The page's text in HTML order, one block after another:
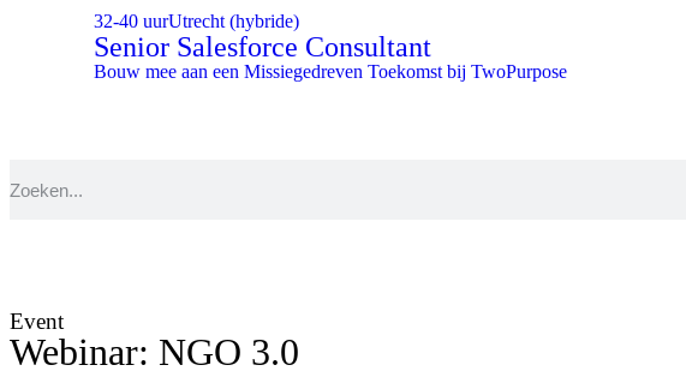
32-40 uurUtrecht (hybride)
Senior Salesforce Consultant
Bouw mee aan een Missiegedreven Toekomst bij TwoPurpose
Event
Webinar: NGO 3.0